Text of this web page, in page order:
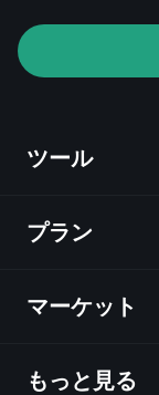
トフォリオ
ツール
ディスカバー
チャート
ニュース
プラン
マーケット
概要
もっと見る